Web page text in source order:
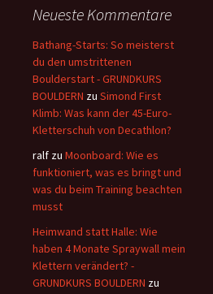
Neueste Kommentare
Bathang-Starts: So meisterst
du den umstrittenen
Boulderstart - GRUNDKURS
BOULDERN zu Simond First
Klimb: Was kann der 45-Euro-
Kletterschuh von Decathlon?
ralf zu Moonboard: Wie es
funktioniert, was es bringt und
was du beim Training beachten
musst
Heimwand statt Halle: Wie
haben 4 Monate Spraywall mein
Klettern verändert? -
GRUNDKURS BOULDERN zu